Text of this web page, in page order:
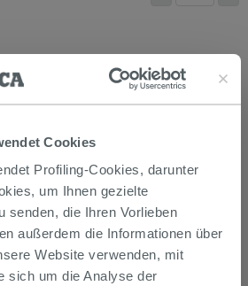
Cookies
Profiling-Cookies, darunter
um Ihnen gezielte
senden, die Ihren Vorlieben
außerdem die Informationen über
Website verwenden, mit
sich um die Analyse der